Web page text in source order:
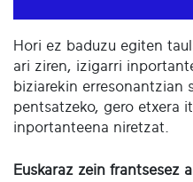
Hori ez baduzu egiten
ari ziren, izigarri
biziarekin erresonantzian
pentsatzeko, gero etxera
inportanteena niretzat.
Euskaraz zein frantsesez